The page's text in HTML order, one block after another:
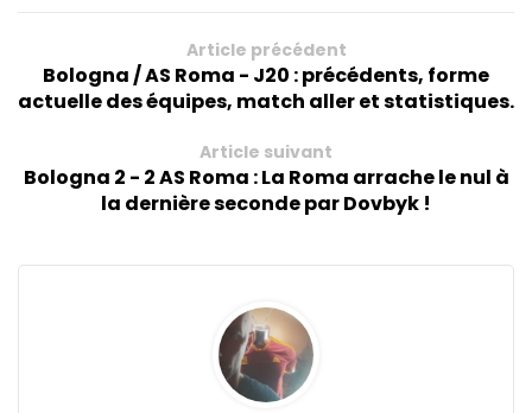
Article précédent
Bologna / AS Roma - J20 : précédents, forme
actuelle des équipes, match aller et statistiques.
Article suivant
Bologna 2 - 2 AS Roma : La Roma arrache le nul à
la dernière seconde par Dovbyk !